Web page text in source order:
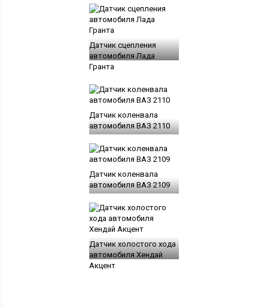
Датчик сцепления
автомобиля Лада
Гранта
Датчик коленвала
автомобиля ВАЗ 2110
Датчик коленвала
автомобиля ВАЗ 2109
Датчик холостого хода
автомобиля Хендай
Акцент